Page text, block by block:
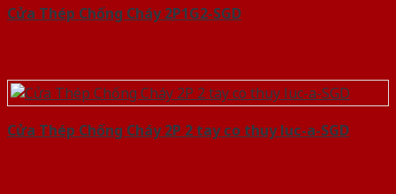
Cửa Thép Chống Cháy 2P1G2-SGD
Cửa Thép Chống Cháy 2P 2 tay co thuy luc-a-SGD